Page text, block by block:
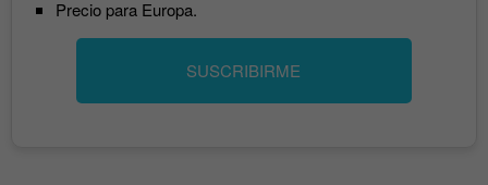
Precio para Europa.
SUSCRIBIRME